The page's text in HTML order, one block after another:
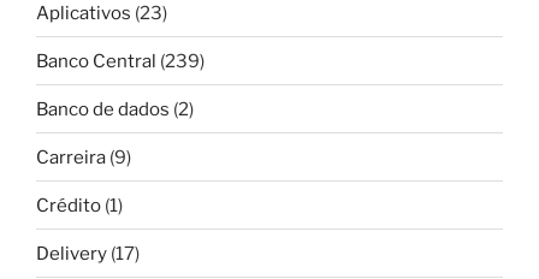
Aplicativos (23)
Banco Central (239)
Banco de dados (2)
Carreira (9)
Crédito (1)
Delivery (17)